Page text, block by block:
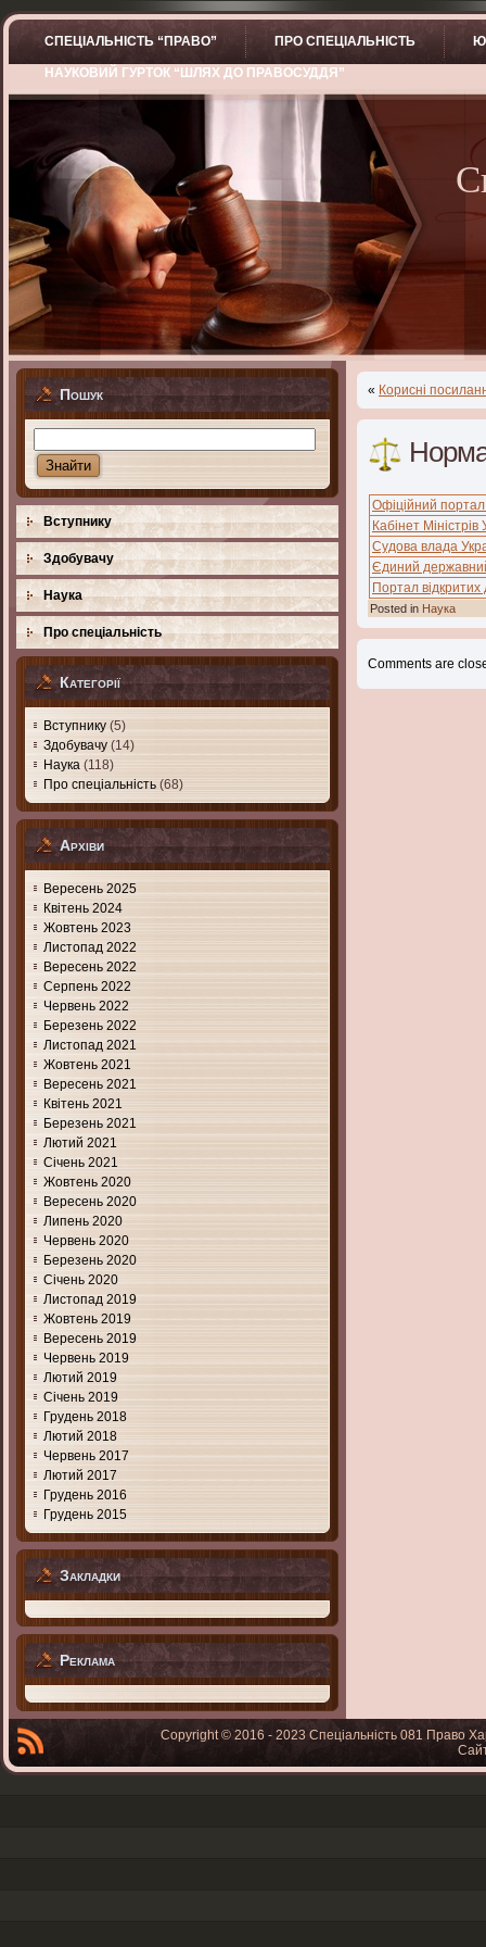
СПЕЦІАЛЬНІСТЬ “ПРАВО” ПРО СПЕЦІАЛЬНІСТЬ
НАУКОВИЙ ГУРТОК “ШЛЯХ ДО ПРАВОСУДДЯ”
Пошук
Вступнику
Здобувачу
Наука
Про спеціальність
Категорії
Вступнику (5)
Здобувачу (14)
Наука (118)
Про спеціальність (68)
Архіви
Вересень 2025
Квітень 2024
Жовтень 2023
Листопад 2022
Вересень 2022
Серпень 2022
Червень 2022
Березень 2022
Листопад 2021
Жовтень 2021
Вересень 2021
Квітень 2021
Березень 2021
Лютий 2021
Січень 2021
Жовтень 2020
Вересень 2020
Липень 2020
Червень 2020
Березень 2020
Січень 2020
Листопад 2019
Жовтень 2019
Вересень 2019
Червень 2019
Лютий 2019
Січень 2019
Грудень 2018
Лютий 2018
Червень 2017
Лютий 2017
Грудень 2016
Грудень 2015
Закладки
Реклама
« Корисні
Офіційний
Кабінет Міністрів
Судова влада
Єдиний
Портал відкритих
Posted in Наука
Comments are
Copyright © 2016 - 2023 Спеціальність 081 Право